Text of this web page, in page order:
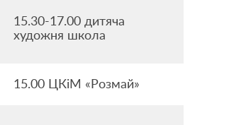
15.30-17.00 дитяча
художня школа
15.00 ЦКіМ «Розмай»